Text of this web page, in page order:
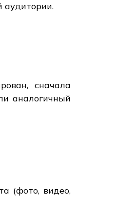
аудитории.
сначала
аналогичный
(фото, видео,